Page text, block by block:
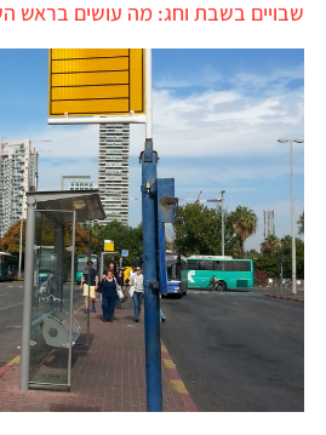
שבויים בשבת וחג: מה עושים בראש